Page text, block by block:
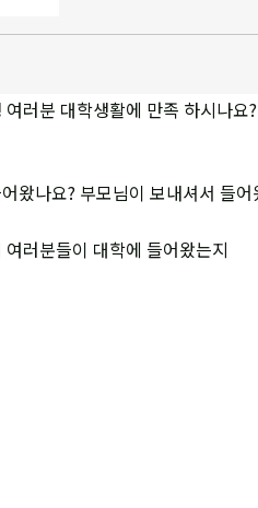
러분 대학생활에 만족 하시나요?
왔나요? 부모님이 보내셔서 들어
러분들이 대학에 들어왔는지